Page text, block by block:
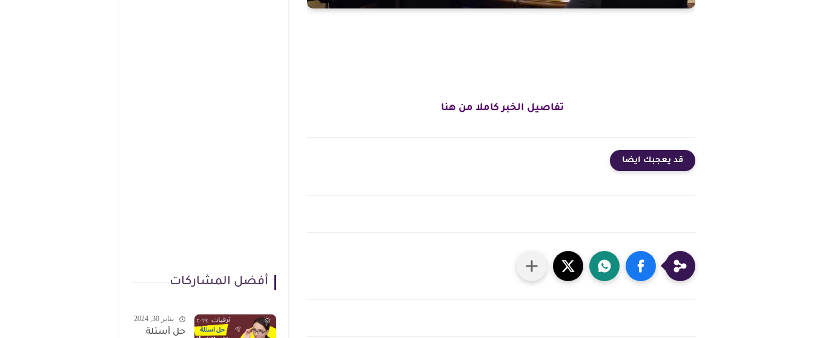
تفاصيل الخبر كاملا من هنا
قد يعجبك ايضا
أفضل المشاركات
يناير 30, 2024
حل أسئلة